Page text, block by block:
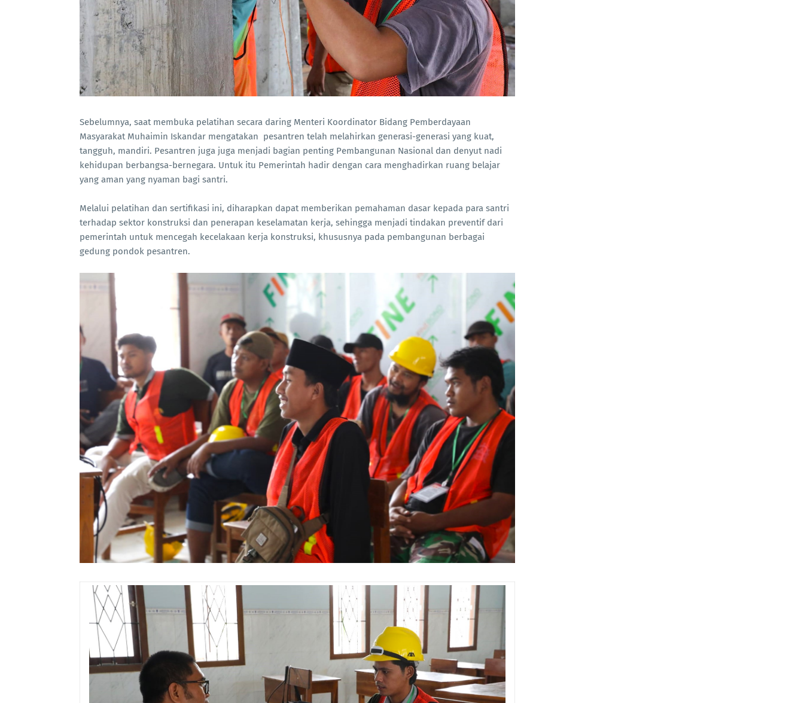
Sebelumnya, saat membuka pelatihan secara daring Menteri Koordinator Bidang Pemberdayaan
Masyarakat Muhaimin Iskandar mengatakan pesantren telah melahirkan generasi-generasi yang kuat,
tangguh, mandiri. Pesantren juga juga menjadi bagian penting Pembangunan Nasional dan denyut nadi
kehidupan berbangsa-bernegara. Untuk itu Pemerintah hadir dengan cara menghadirkan ruang belajar
yang aman yang nyaman bagi santri.
Melalui pelatihan dan sertifikasi ini, diharapkan dapat memberikan pemahaman dasar kepada para santri
terhadap sektor konstruksi dan penerapan keselamatan kerja, sehingga menjadi tindakan preventif dari
pemerintah untuk mencegah kecelakaan kerja konstruksi, khususnya pada pembangunan berbagai
gedung pondok pesantren.